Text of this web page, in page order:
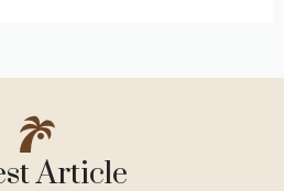
Article